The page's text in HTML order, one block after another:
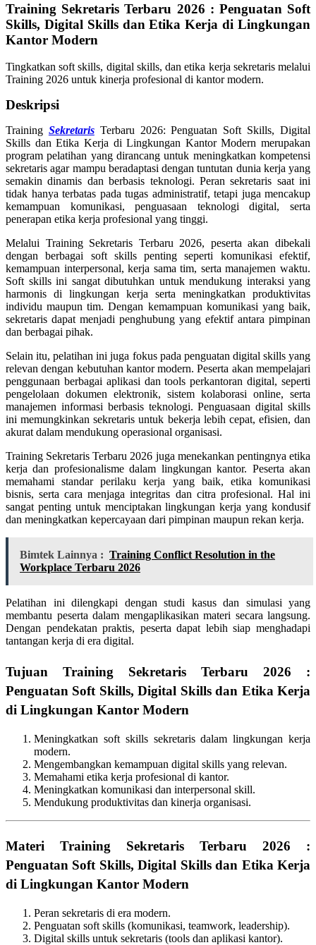
Training Sekretaris Terbaru 2026 : Penguatan Soft
Skills, Digital Skills dan Etika Kerja di Lingkungan
Kantor Modern
Tingkatkan soft skills, digital skills, dan etika kerja sekretaris melalui
Training 2026 untuk kinerja profesional di kantor modern.
Deskripsi
Training Sekretaris Terbaru 2026: Penguatan Soft Skills, Digital
Skills dan Etika Kerja di Lingkungan Kantor Modern merupakan
program pelatihan yang dirancang untuk meningkatkan kompetensi
sekretaris agar mampu beradaptasi dengan tuntutan dunia kerja yang
semakin dinamis dan berbasis teknologi. Peran sekretaris saat ini
tidak hanya terbatas pada tugas administratif, tetapi juga mencakup
kemampuan komunikasi, penguasaan teknologi digital, serta
penerapan etika kerja profesional yang tinggi.
Melalui Training Sekretaris Terbaru 2026, peserta akan dibekali
dengan berbagai soft skills penting seperti komunikasi efektif,
kemampuan interpersonal, kerja sama tim, serta manajemen waktu.
Soft skills ini sangat dibutuhkan untuk mendukung interaksi yang
harmonis di lingkungan kerja serta meningkatkan produktivitas
individu maupun tim. Dengan kemampuan komunikasi yang baik,
sekretaris dapat menjadi penghubung yang efektif antara pimpinan
dan berbagai pihak.
Selain itu, pelatihan ini juga fokus pada penguatan digital skills yang
relevan dengan kebutuhan kantor modern. Peserta akan mempelajari
penggunaan berbagai aplikasi dan tools perkantoran digital, seperti
pengelolaan dokumen elektronik, sistem kolaborasi online, serta
manajemen informasi berbasis teknologi. Penguasaan digital skills
ini memungkinkan sekretaris untuk bekerja lebih cepat, efisien, dan
akurat dalam mendukung operasional organisasi.
Training Sekretaris Terbaru 2026 juga menekankan pentingnya etika
kerja dan profesionalisme dalam lingkungan kantor. Peserta akan
memahami standar perilaku kerja yang baik, etika komunikasi
bisnis, serta cara menjaga integritas dan citra profesional. Hal ini
sangat penting untuk menciptakan lingkungan kerja yang kondusif
dan meningkatkan kepercayaan dari pimpinan maupun rekan kerja.
Bimtek Lainnya : Training Conflict Resolution in the
Workplace Terbaru 2026
Pelatihan ini dilengkapi dengan studi kasus dan simulasi yang
membantu peserta dalam mengaplikasikan materi secara langsung.
Dengan pendekatan praktis, peserta dapat lebih siap menghadapi
tantangan kerja di era digital.
Tujuan Training Sekretaris Terbaru 2026 :
Penguatan Soft Skills, Digital Skills dan Etika Kerja
di Lingkungan Kantor Modern
Meningkatkan soft skills sekretaris dalam lingkungan kerja
modern.
Mengembangkan kemampuan digital skills yang relevan.
Memahami etika kerja profesional di kantor.
Meningkatkan komunikasi dan interpersonal skill.
Mendukung produktivitas dan kinerja organisasi.
Materi Training Sekretaris Terbaru 2026 :
Penguatan Soft Skills, Digital Skills dan Etika Kerja
di Lingkungan Kantor Modern
Peran sekretaris di era modern.
Penguatan soft skills (komunikasi, teamwork, leadership).
Digital skills untuk sekretaris (tools dan aplikasi kantor).